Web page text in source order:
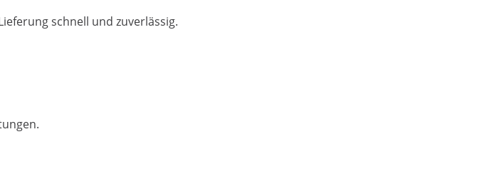
schnell und zuverlässig.